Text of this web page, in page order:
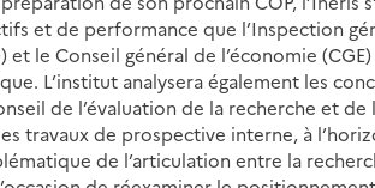
et de performance que l’Inspection
et le Conseil général de l’économie
L’institut analysera également les
de l’évaluation de la recherche et
travaux de prospective interne, à
de l’articulation entre la